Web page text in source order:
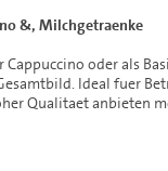
&, Milchgetraenke
Cappuccino oder als
Ideal fuer
Qualitaet anbieten